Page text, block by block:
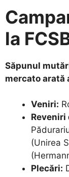
la
Săpunul
mercato arată
Veniri:
(Unirea
Plecări: